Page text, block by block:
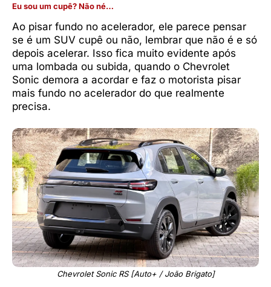
Eu sou um cupê? Não né…
Ao pisar fundo no acelerador, ele parece pensar
se é um SUV cupê ou não, lembrar que não é e só
depois acelerar. Isso fica muito evidente após
uma lombada ou subida, quando o Chevrolet
Sonic demora a acordar e faz o motorista pisar
mais fundo no acelerador do que realmente
precisa.
Chevrolet Sonic RS [Auto+ / João Brigato]